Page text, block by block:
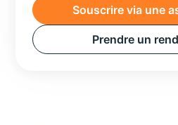
Souscrire via une
Prendre un